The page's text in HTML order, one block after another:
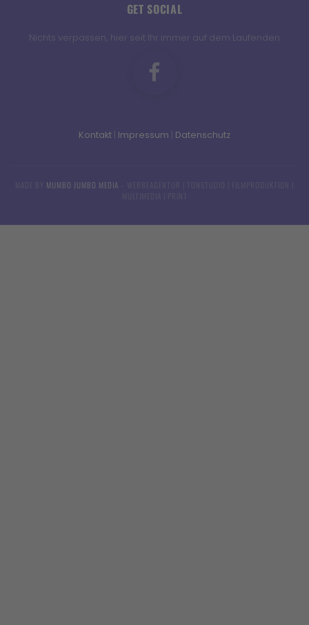
GET SOCIAL
Nichts verpassen, hier seit Ihr immer auf dem Laufenden
Kontakt Impressum Datenschutz
MADE BY MUMBO JUMBO MEDIA – WERBEAGENTUR | TONSTUDIO | FILMPRODUKTION |
MULTIMEDIA | PRINT